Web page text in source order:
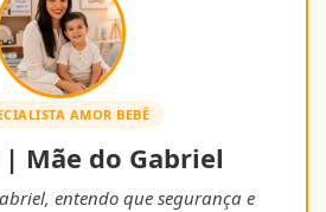
AMOR BEBÊ
Mãe do Gabriel
entendo que segurança e